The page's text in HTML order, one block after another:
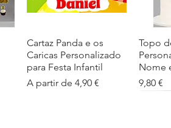
Visualização rápida
Cartaz Panda e os
Caricas Personalizado
para Festa Infantil
A partir de 4,90 €
Preço promocional
Topo
Nome
Preço
9,80 €